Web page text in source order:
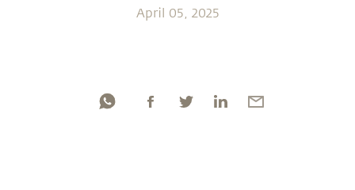
April 05, 2025